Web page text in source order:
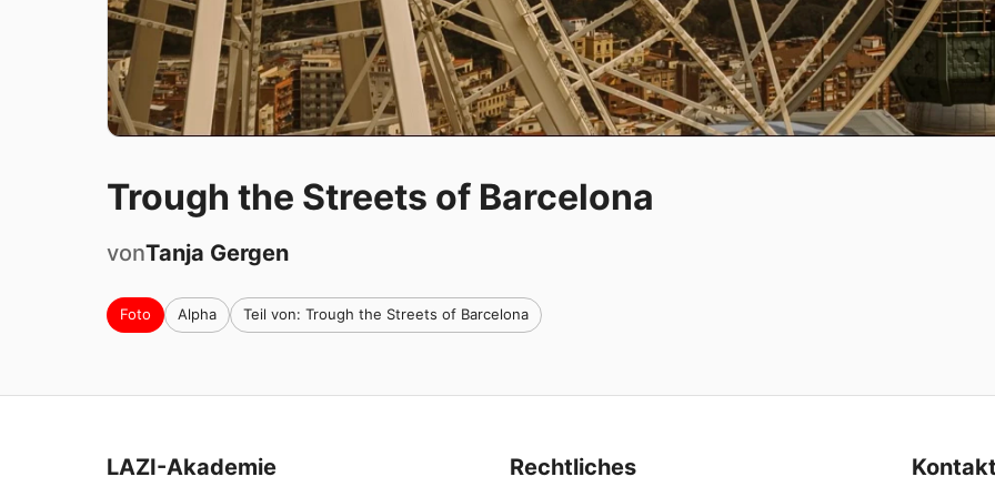
Trough the Streets of Barcelona
vonTanja Gergen
Foto Alpha Teil von: Trough the Streets of Barcelona
LAZI-Akademie Rechtliches